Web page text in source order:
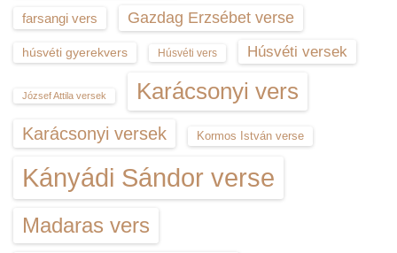
farsangi vers Gazdag Erzsébet verse
húsvéti gyerekvers Húsvéti vers Húsvéti versek
József Attila versek Karácsonyi vers
Karácsonyi versek Kormos István verse
Kányádi Sándor verse
Madaras vers